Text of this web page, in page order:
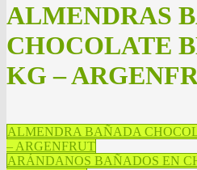
ALMENDRAS
CHOCOLATE
KG –
ALMENDRA BAÑADA
– ARGENFRUT
ARÁNDANOS BAÑADOS EN